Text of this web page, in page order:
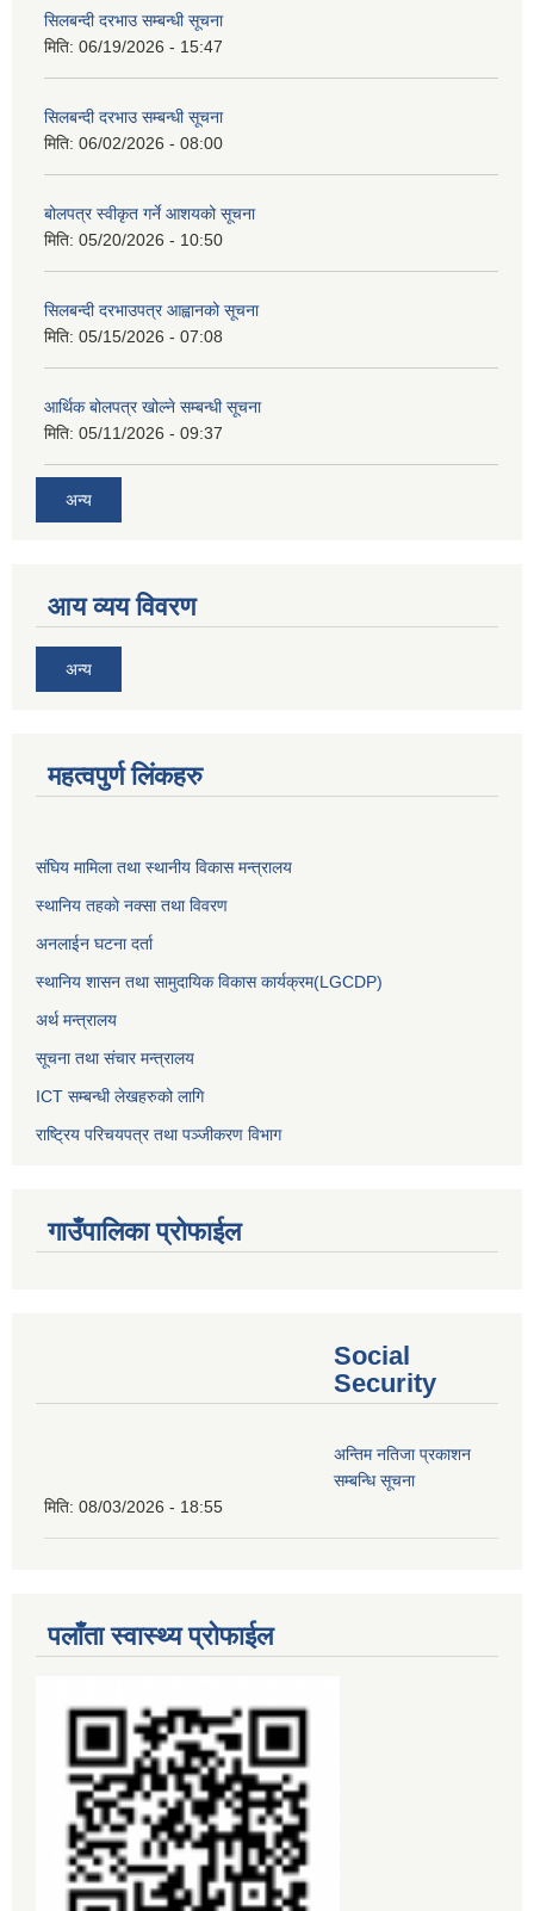
सिलबन्दी दरभाउ सम्बन्धी सूचना
मिति: 06/19/2026 - 15:47
सिलबन्दी दरभाउ सम्बन्धी सूचना
मिति: 06/02/2026 - 08:00
बोलपत्र स्वीकृत गर्ने आशयको सूचना
मिति: 05/20/2026 - 10:50
सिलबन्दी दरभाउपत्र आह्वानको सूचना
मिति: 05/15/2026 - 07:08
आर्थिक बोलपत्र खोल्ने सम्बन्धी सूचना
मिति: 05/11/2026 - 09:37
अन्य
आय व्यय विवरण
अन्य
महत्वपुर्ण लिंकहरु
संघिय मामिला तथा स्थानीय विकास मन्त्रालय
स्थानिय तहकाे नक्सा तथा विवरण
अनलाईन घटना दर्ता
स्थानिय शासन तथा सामुदायिक विकास कार्यक्रम(LGCDP)
अर्थ मन्त्रालय
सूचना तथा संचार मन्त्रालय
ICT सम्बन्धी लेखहरुको लागि
राष्ट्रिय परिचयपत्र तथा पञ्‍जीकरण विभाग
गाउँपालिका प्रोफाईल
Social
Security
अन्तिम नतिजा प्रकाशन
सम्बन्धि सूचना
मिति: 08/03/2026 - 18:55
पलाँता स्वास्थ्य प्रोफाईल